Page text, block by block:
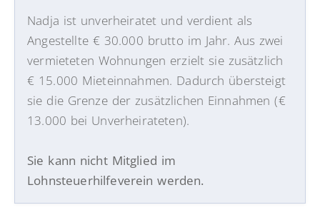
Nadja ist unverheiratet und verdient als
Angestellte € 30.000 brutto im Jahr. Aus zwei
vermieteten Wohnungen erzielt sie zusätzlich
€ 15.000 Mieteinnahmen. Dadurch übersteigt
sie die Grenze der zusätzlichen Einnahmen (€
13.000 bei Unverheirateten).
Sie kann nicht Mitglied im
Lohnsteuerhilfevereinwerden.